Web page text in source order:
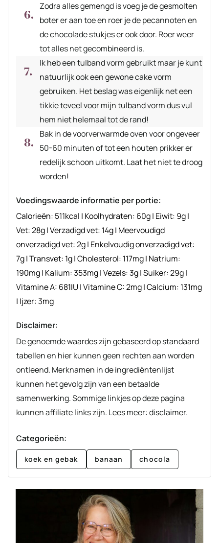
Zodra alles gemengd is voeg je de gesmolten
boter er aan toe en roer je de pecannoten en
de chocolade stukjes er ook door. Roer weer
tot alles net gecombineerd is.
Ik heb een tulband vorm gebruikt maar je kunt
natuurlijk ook een gewone cake vorm
gebruiken. Het beslag was eigenlijk net een
tikkie teveel voor mijn tulband vorm dus vul
hem niet helemaal tot de rand!
Bak in de voorverwarmde oven voor ongeveer
50-60 minuten of tot een houten prikker er
redelijk schoon uitkomt. Laat het niet te droog
worden!
Voedingswaarde informatie per portie:
Calorieën: 511kcal | Koolhydraten: 60g| Eiwit: 9g|
Vet:28g|Verzadigd vet: 14g| Meervoudigd
onverzadigd vet:2g| Enkelvoudig onverzadigd vet:
7g|Transvet: 1g|Cholesterol: 117mg| Natrium:
190mg| Kalium:353mg|Vezels:3g|Suiker:29g|
Vitamine A: 681IU|Vitamine C:2mg|Calcium: 131mg
| Ijzer:3mg
Disclaimer:
De genoemde waardes zijn gebaseerd op standaard
tabellen en hier kunnen geen rechten aan worden
ontleend. Merknamen in de ingrediëntenlijst
kunnen het gevolg zijn van een betaalde
samenwerking. Sommige linkjes op deze pagina
kunnen affiliate links zijn. Lees meer: disclaimer.
Categorieën:
koek en gebak banaan chocola